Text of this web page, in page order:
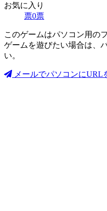
お気に入り
票0票
このゲームはパソコン用の
ゲームを遊びたい場合は、
い。
メールでパソコンにURL